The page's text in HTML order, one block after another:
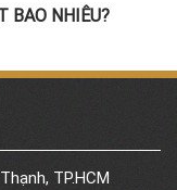
BAO NHIÊU?
TP.HCM